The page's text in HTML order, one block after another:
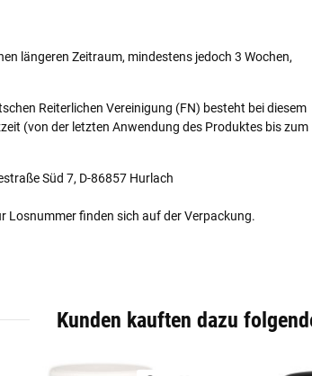
längeren Zeitraum, mindestens jedoch 3 Wochen,
Reiterlichen Vereinigung (FN) besteht bei diesem
(von der letzten Anwendung des Produktes bis zum
Süd 7, D-86857 Hurlach
Losnummer finden sich auf der Verpackung.
Kunden kauften dazu